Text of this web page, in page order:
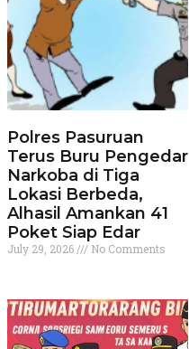
Polres Pasuruan
Terus Buru Pengedar
Narkoba di Tiga
Lokasi Berbeda,
Alhasil Amankan 41
Poket Siap Edar
July 29, 2026 No Comments